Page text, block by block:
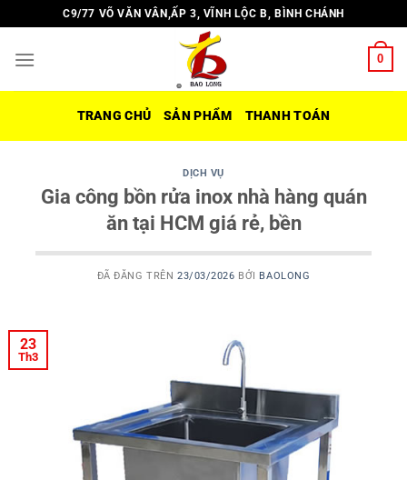
đến
nội
C9/77 VÕ VĂN VÂN,ẤP 3, VĨNH LỘC B, BÌNH CHÁNH
0
TRANG CHỦ SẢN PHẨM THANH TOÁN
DỊCH VỤ
Gia công bồn rửa inox nhà hàng quán
ăn tại HCM giá rẻ, bền
ĐÃ ĐĂNG TRÊN 23/03/2026 BỞI BAOLONG
23
Th3